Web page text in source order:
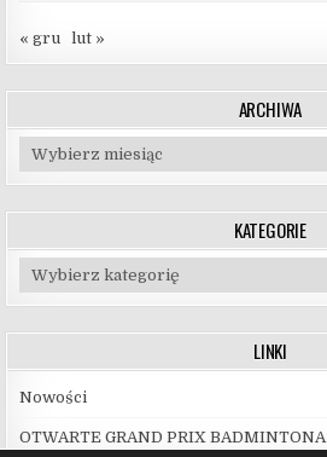
« gru lut »
ARCHIWA
Archiwa
KATEGORIE
Kategorie
LINKI
Nowości
OTWARTE GRAND PRIX BADMINTONA